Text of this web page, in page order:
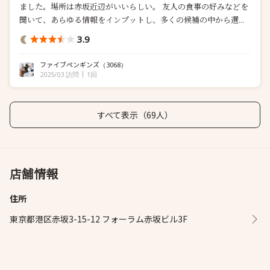
ました。場所は赤坂近辺がいいらしい。 友人の食事の好みなどを
聞いて、あらゆる情報をインプットし、多くの候補の中から選...
3.9
ファイブペンギンズ （3068）
2025/03 訪問
1回
すべて表示（69人）
店舗情報
住所
東京都港区赤坂3-15-12 フォーラム赤坂ビル3F